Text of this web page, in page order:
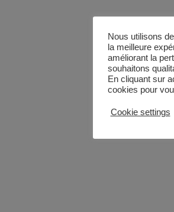
Nous utilisons
la meilleure
améliorant la
souhaitons
En cliquant sur
cookies pour
Cookie settings